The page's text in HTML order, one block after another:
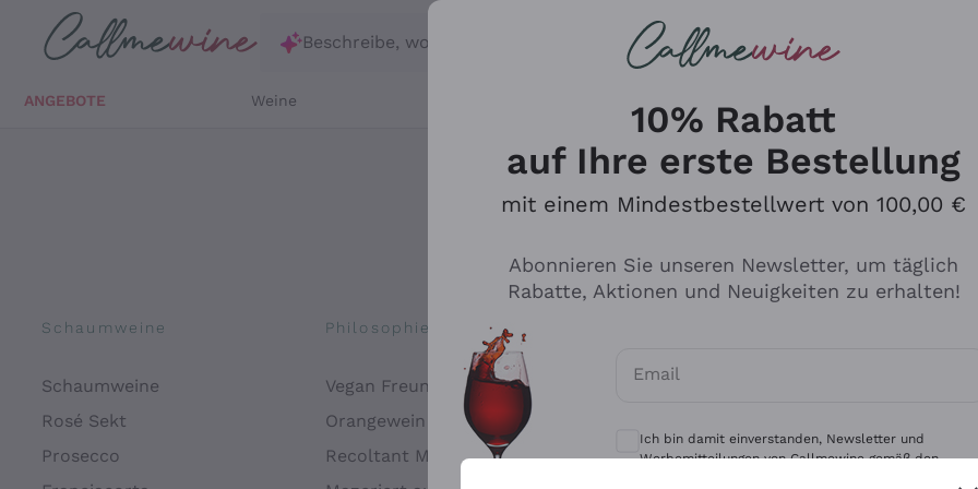
Zum Hauptinhalt springen
Beschreibe, wonach du suchst
ANGEBOTE Weine
Schaumweine
Schaumweine
Rosé Sekt
Prosecco
Philosophien
Vegan Freundlich
Orangewein
Recoltant Manipulant
Antinori
Ca' del Bosco
Gavi
10% Rabatt
auf Ihre erste Bestellung
mit einem Mindestbestellwert von 100,00 €
Abonnieren Sie unseren Newsletter, um täglich
Rabatte, Aktionen und Neuigkeiten zu erhalten!
Email
Optionale Einwilligungen zum Erhalt von
Ich bin damit einverstanden, Newsletter und
Werbemitteilungen von Callmewine gemäß den -